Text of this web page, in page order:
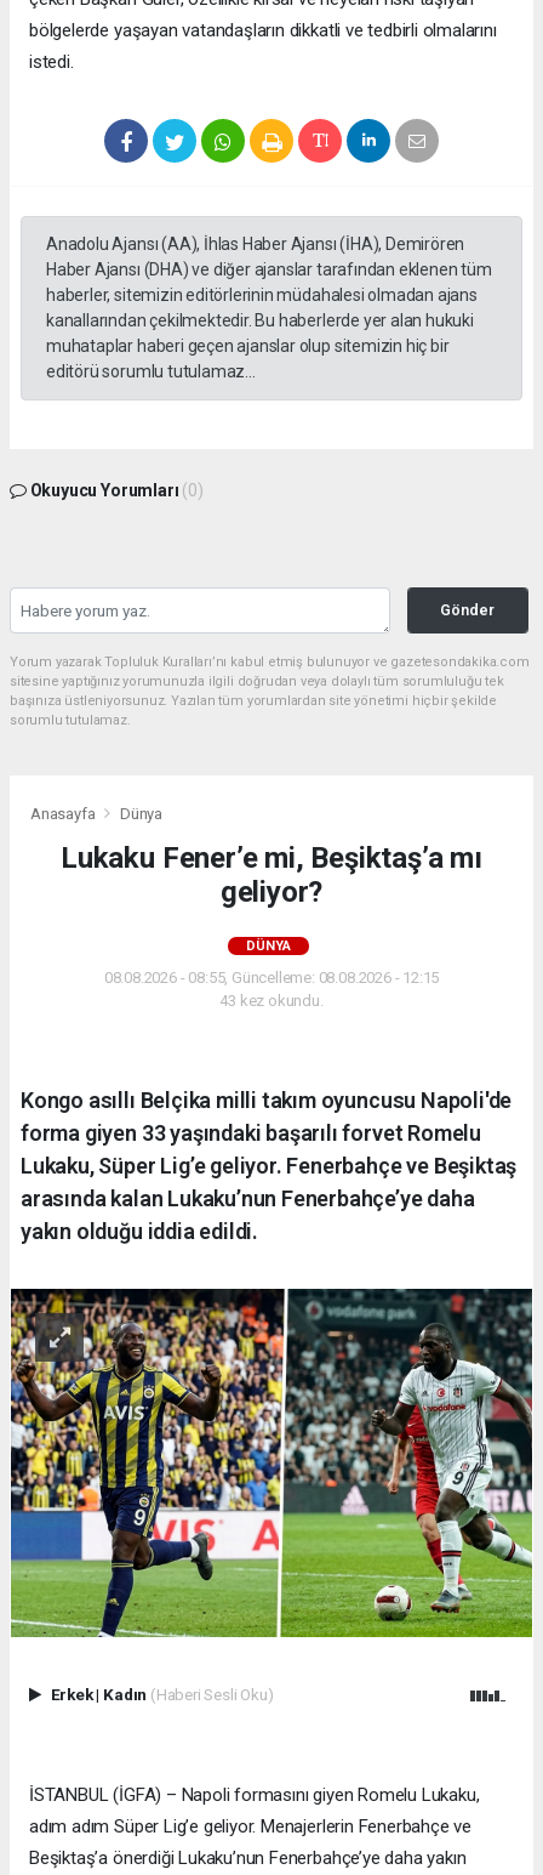
bölgelerde yaşayan vatandaşların dikkatli ve tedbirli olmalarını
istedi.
Anadolu Ajansı (AA), İhlas Haber Ajansı (İHA), Demirören
Haber Ajansı (DHA) ve diğer ajanslar tarafından eklenen tüm
haberler, sitemizin editörlerinin müdahalesi olmadan ajans
kanallarından çekilmektedir. Bu haberlerde yer alan hukuki
muhataplar haberi geçen ajanslar olup sitemizin hiç bir
editörü sorumlu tutulamaz...
Okuyucu Yorumları (0)
Gönder
Yorum yazarak Topluluk Kuralları’nı kabul etmiş bulunuyor ve gazetesondakika.com
sitesine yaptığınız yorumunuzla ilgili doğrudan veya dolaylı tüm sorumluluğu tek
başınıza üstleniyorsunuz. Yazılan tüm yorumlardan site yönetimi hiçbir şekilde
sorumlu tutulamaz.
Anasayfa Dünya
Lukaku Fener’e mi, Beşiktaş’a mı
geliyor?
DÜNYA
08.08.2026 - 08:55, Güncelleme: 08.08.2026 - 12:15
43 kez okundu.
Kongo asıllı Belçika milli takım oyuncusu Napoli'de
forma giyen 33 yaşındaki başarılı forvet Romelu
Lukaku, Süper Lig’e geliyor. Fenerbahçe ve Beşiktaş
arasında kalan Lukaku’nun Fenerbahçe’ye daha
yakın olduğu iddia edildi.
Erkek| Kadın (Haberi Sesli Oku)
İSTANBUL (İGFA) – Napoli formasını giyen Romelu Lukaku,
adım adım Süper Lig’e geliyor. Menajerlerin Fenerbahçe ve
Beşiktaş’a önerdiği Lukaku’nun Fenerbahçe’ye daha yakın